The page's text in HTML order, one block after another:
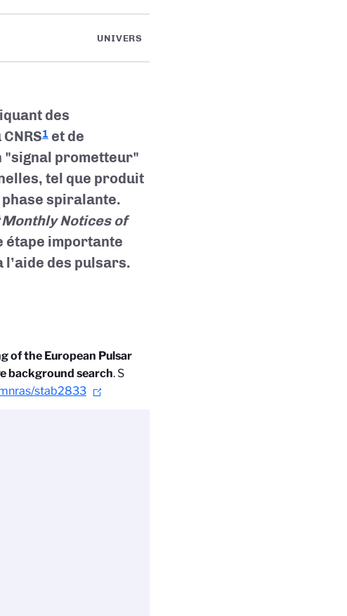
UNIVERS
des
1et de
"signal prometteur"
tel que produit
spiralante.
Monthly Notices of
étape importante
des pulsars.
of the European Pulsar
background search. S
stab2833